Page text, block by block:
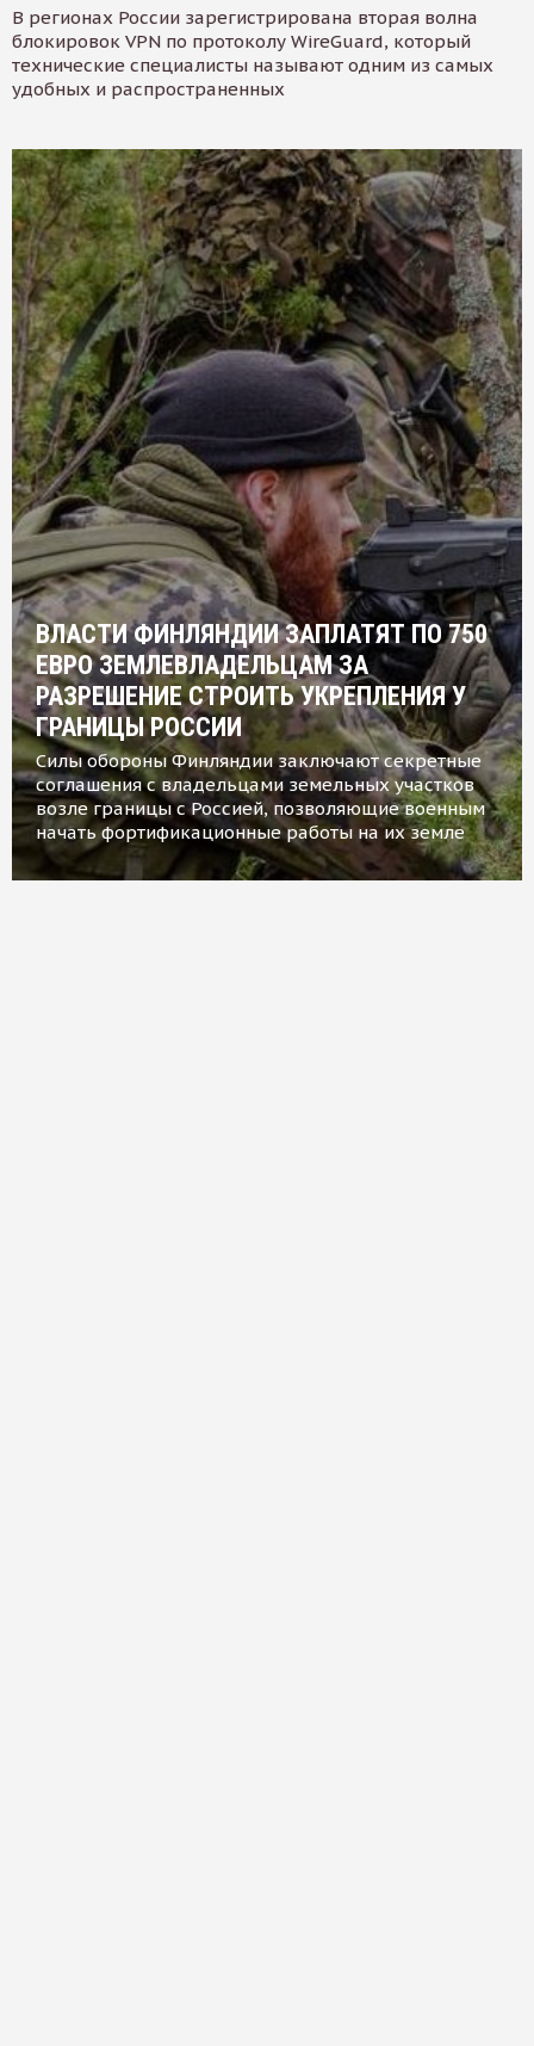
В регионах России зарегистрирована вторая волна
блокировок VPN по протоколу WireGuard, который
технические специалисты называют одним из самых
удобных и распространенных
ВЛАСТИ ФИНЛЯНДИИ ЗАПЛАТЯТ ПО 750
ЕВРО ЗЕМЛЕВЛАДЕЛЬЦАМ ЗА
РАЗРЕШЕНИЕ СТРОИТЬ УКРЕПЛЕНИЯ У
ГРАНИЦЫ РОССИИ
Силы обороны Финляндии заключают секретные
соглашения с владельцами земельных участков
возле границы с Россией, позволяющие военным
начать фортификационные работы на их земле